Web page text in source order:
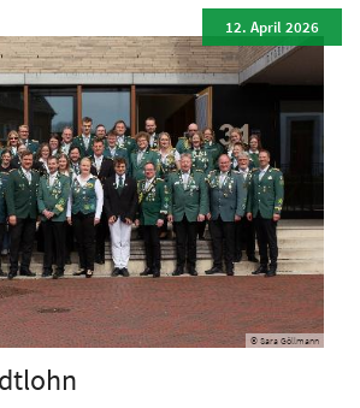
© Sara Göllmann
12. April 2026